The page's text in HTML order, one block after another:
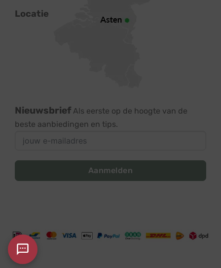
Locatie
Nieuwsbrief Als eerste op de hoogte van de
beste aanbiedingen en tips.
Aanmelden